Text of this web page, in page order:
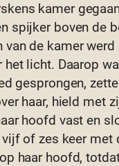
kamer
spijker boven de
van de kamer werd
het licht. Daarop
gesprongen,
haar, hield met
hoofd vast en
vijf of zes keer met
haar hoofd,